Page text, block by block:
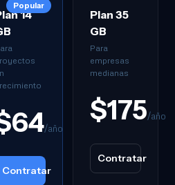
Popular
14
/año
Contratar
Plan 35
GB
Para
empresas
medianas
$175/año
Contratar